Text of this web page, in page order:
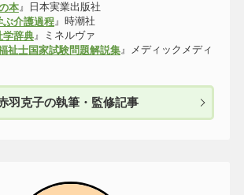
本』日本実業出版社
ぶ介護過程』時潮社
学辞典』ミネルヴァ
祉士国家試験問題解説集』メディックメディ
羽克子の執筆・監修記事